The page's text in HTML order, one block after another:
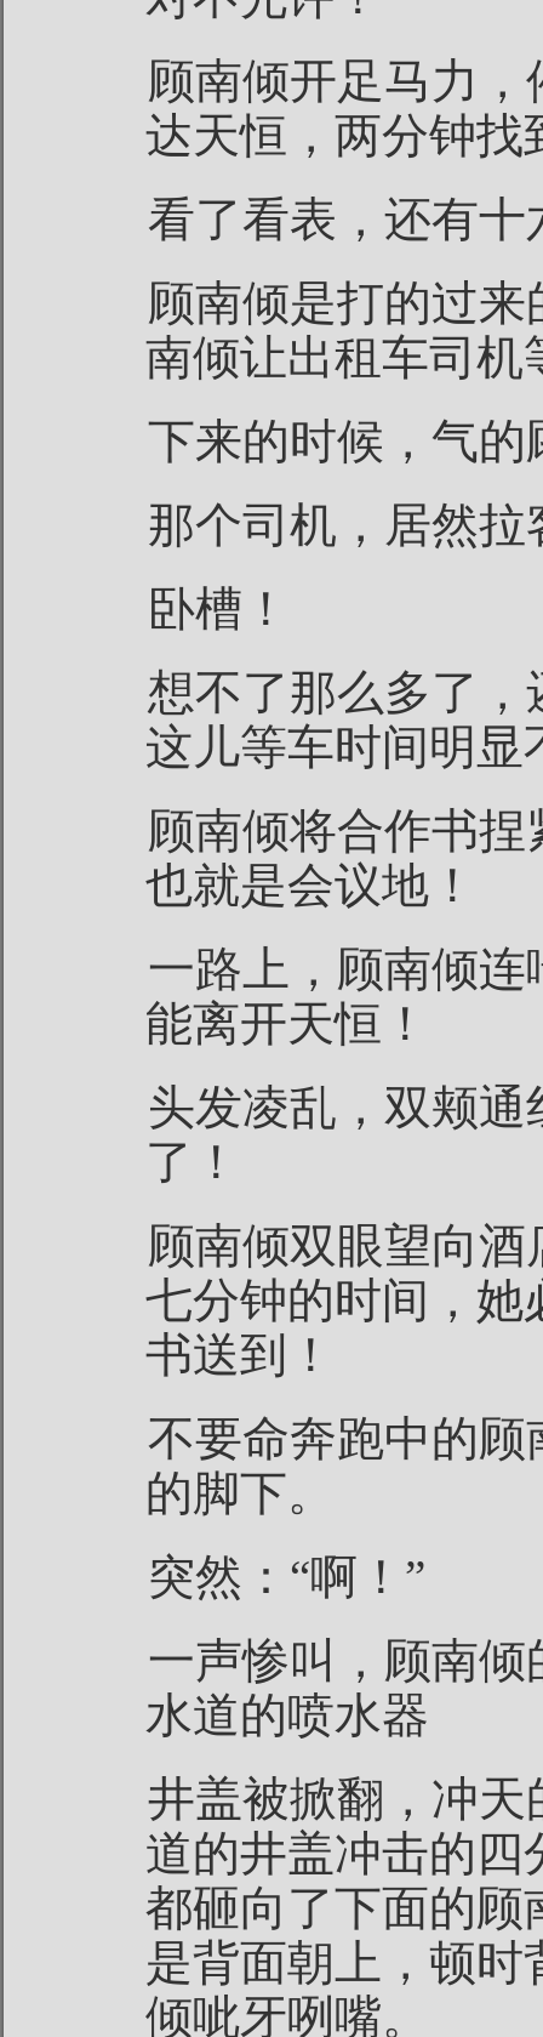
顾南倾开足马力
达天恒，两分钟找
看了看表，还有十
顾南倾是打的过
南倾让出租车司机
下来的时候，气
那个司机，居然拉
卧槽！
想不了那么多了
这儿等车时间明显
顾南倾将合作书
也就是会议地！
一路上，顾南倾
能离开天恒！
头发凌乱，双颊
了！
顾南倾双眼望向
七分钟的时间，她
书送到！
不要命奔跑中的
的脚下。
突然：“啊！”
一声惨叫，顾南
水道的喷水器
井盖被掀翻，冲
道的井盖冲击的四
都砸向了下面的顾
是背面朝上，顿
倾呲牙咧嘴。